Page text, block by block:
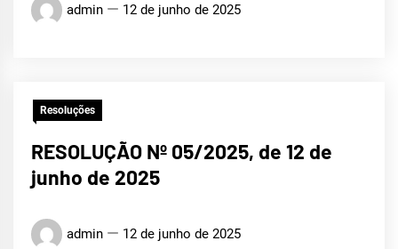
admin 12 de junho de 2025
Resoluções
RESOLUÇÃO Nº 05/2025, de 12 de
junho de 2025
admin 12 de junho de 2025